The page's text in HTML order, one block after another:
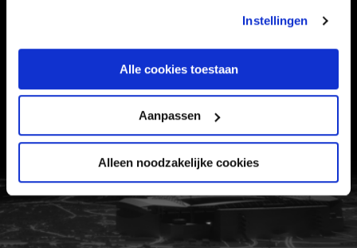
Instellingen
Alle cookies toestaan
Aanpassen
Alleen noodzakelijke cookies
CONTACT
VERTROUWENSPERSOON
FC Utrecht<br>vanuit<br>het